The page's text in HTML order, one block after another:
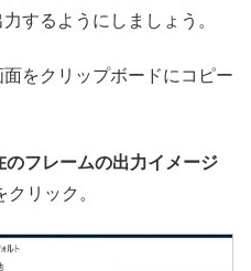
するようにしましょう。
をクリップボードにコピー
のフレームの出力イメージ
クリック。